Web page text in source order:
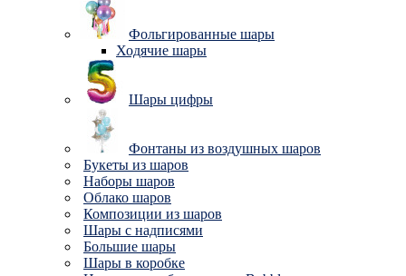
Фольгированные шары
Ходячие шары
Шары цифры
Фонтаны из воздушных шаров
Букеты из шаров
Наборы шаров
Облако шаров
Композиции из шаров
Шары с надписями
Большие шары
Шары в коробке